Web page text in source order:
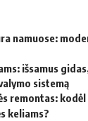
namuose:
išsamus
sistemą
remontas:
keliams?